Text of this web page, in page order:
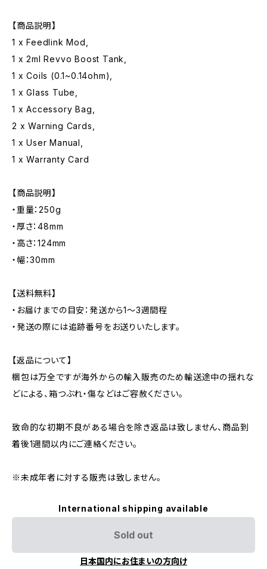
【商品説明】
1 x Feedlink Mod,
1 x 2ml Revvo Boost Tank,
1 x Coils (0.1~0.14ohm),
1 x Glass Tube,
1 x Accessory Bag,
2 x Warning Cards,
1 x User Manual,
1 x Warranty Card
【商品説明】
・重量：250g
・厚さ：48mm
・高さ：124mm
・幅：30mm
【送料無料】
・お届けまでの目安：発送から1～3週間程
・発送の際には追跡番号をお送りいたします。
【返品について】
梱包は万全ですが海外からの輸入販売のため輸送途中の揺れな
どによる、箱つぶれ・傷などはご容赦ください。
致命的な初期不良がある場合を除き返品は致しません、商品到
着後1週間以内にご連絡ください。
※未成年者に対する販売は致しません。
International shipping available
Sold out
日本国内にお住まいの方向け